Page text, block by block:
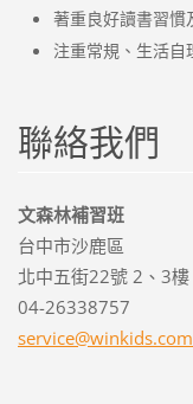
著重良好讀書習慣
注重常規、生活自
聯絡我們
文森林補習班
台中市沙鹿區
北中五街22號 2、3樓
04-26338757
service@winkids.